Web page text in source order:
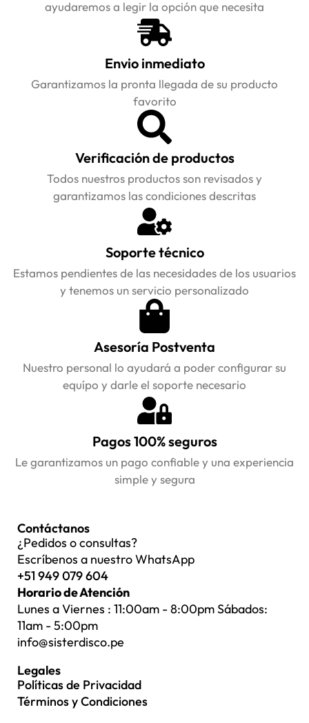
ayudaremos a legir la opción que necesita
Envio inmediato
Garantizamos la pronta llegada de su producto
favorito
Verificación de productos
Todos nuestros productos son revisados y
garantizamos las condiciones descritas
Soporte técnico
Estamos pendientes de las necesidades de los usuarios
y tenemos un servicio personalizado
Asesoría Postventa
Nuestro personal lo ayudará a poder configurar su
equípo y darle el soporte necesario
Pagos 100% seguros
Le garantizamos un pago confiable y una experiencia
simple y segura
Contáctanos
¿Pedidos o consultas?
Escríbenos a nuestro WhatsApp
+51 949 079 604
Horario de Atención
Lunes a Viernes : 11:00am - 8:00pm Sábados:
11am - 5:00pm
info@sisterdisco.pe
Legales
Políticas de Privacidad
Términos y Condiciones